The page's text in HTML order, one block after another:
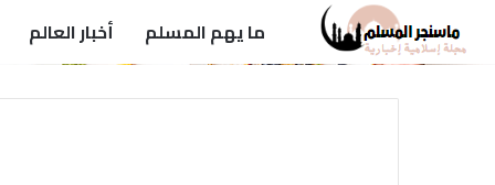
ما يهم المسلم أخبار العالم